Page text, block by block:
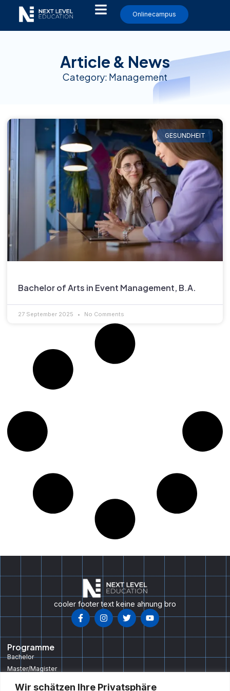
Wir schätzen Ihre Privatsphäre
Onlinecampus
Article & News
Category: Management
GESUNDHEIT
Bachelor of Arts in Event Management, B.A.
27 September 2025 No Comments
cooler footer text keine ahnung bro
Programme
Bachelor
Master/Magister